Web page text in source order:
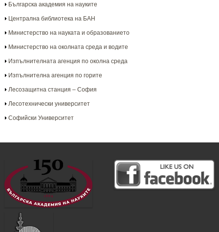
Българска aкадемия на науките
Централна библиотека на БАН
Министерство на науката и образованието
Министерство на околната среда и водите
Изпълнителната агенция по околна среда
Изпълнителна агенция по горите
Лесозащитна станция – София
Лесотехнически университет
Софийски Университет